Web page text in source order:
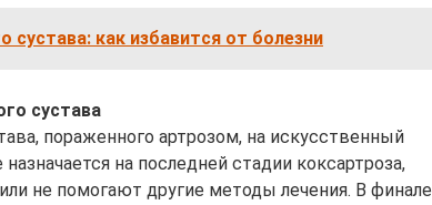
сустава: как избавится от болезни
сустава
пораженного артрозом, на искусственный
на последней стадии коксартроза,
не помогают другие методы лечения. В финале